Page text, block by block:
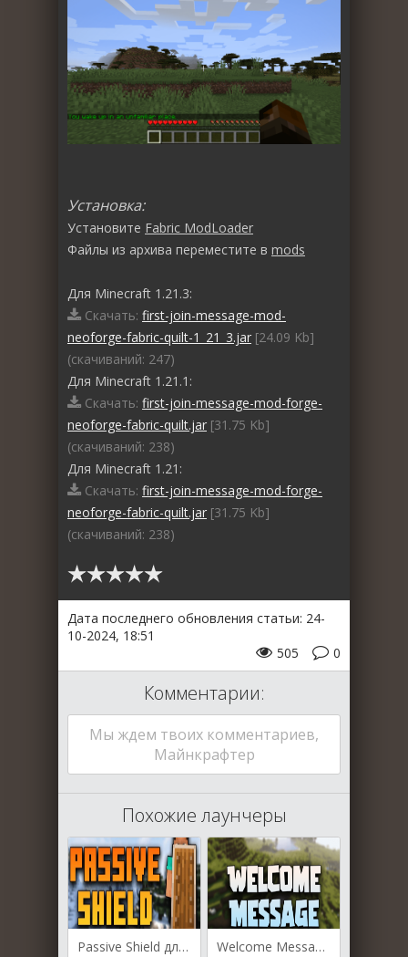
Установка:
Установите Fabric ModLoader
Файлы из архива переместите в mods
Для Minecraft 1.21.3:
Скачать: first-join-message-mod-
neoforge-fabric-quilt-1_21_3.jar [24.09 Kb]
(cкачиваний: 247)
Для Minecraft 1.21.1:
Скачать: first-join-message-mod-forge-
neoforge-fabric-quilt.jar [31.75 Kb]
(cкачиваний: 238)
Для Minecraft 1.21:
Скачать: first-join-message-mod-forge-
neoforge-fabric-quilt.jar [31.75 Kb]
(cкачиваний: 238)
Дата последнего обновления статьи: 24-
10-2024, 18:51
0
505
Комментарии:
Мы ждем твоих комментариев,
Майнкрафтер
Похожие лаунчеры
Passive Shield для Майнкрафт [1.21.3, 1.21.1, 1.21] Welcome Message для Майнкрафт [1.20.2, 1.20.1, 1.19.4]